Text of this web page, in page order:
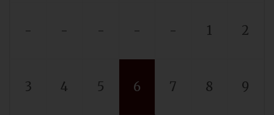
- - - - - 1 2
3 4 5 6 7 8 9